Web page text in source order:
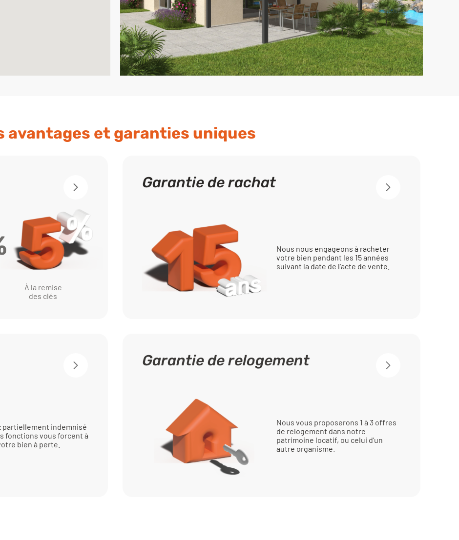
avantages et garanties uniques
À la remise
des clés
Garantie de rachat
Nous nous engageons à racheter
votre bien pendant les 15 années
suivant la date de l’acte de vente.
partiellement indemnisé
fonctions vous forcent à
bien à perte.
Garantie de relogement
Nous vous proposerons 1 à 3 offres
de relogement dans notre
patrimoine locatif, ou celui d’un
autre organisme.